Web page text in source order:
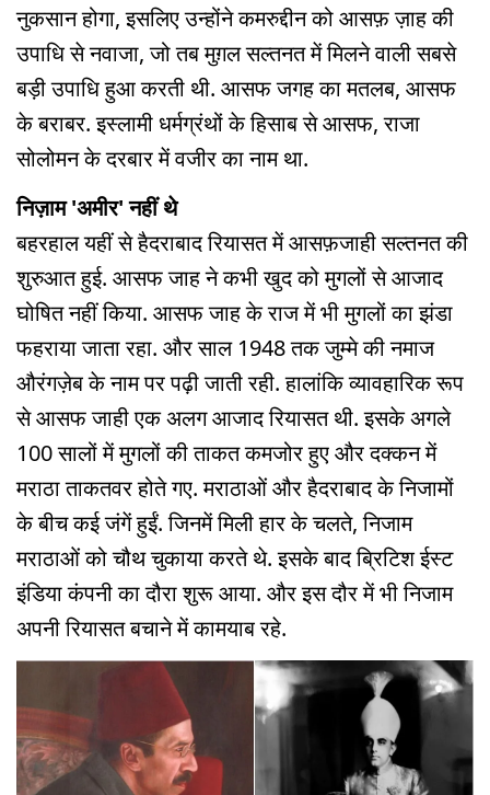
नुकसान होगा, इसलिए उन्होंने कमरुद्दीन को आसफ़ ज़ाह की
उपाधि से नवाजा, जो तब मुग़ल सल्तनत में मिलने वाली सबसे
बड़ी उपाधि हुआ करती थी. आसफ जगह का मतलब, आसफ
के बराबर. इस्लामी धर्मग्रंथों के हिसाब से आसफ, राजा
सोलोमन के दरबार में वजीर का नाम था.
निज़ाम 'अमीर' नहीं थे
बहरहाल यहीं से हैदराबाद रियासत में आसफ़जाही सल्तनत की
शुरुआत हुई. आसफ जाह ने कभी खुद को मुगलों से आजाद
घोषित नहीं किया. आसफ जाह के राज में भी मुगलों का झंडा
फहराया जाता रहा. और साल 1948 तक जुम्मे की नमाज
औरंगज़ेब के नाम पर पढ़ी जाती रही. हालांकि व्यावहारिक रूप
से आसफ जाही एक अलग आजाद रियासत थी. इसके अगले
100 सालों में मुगलों की ताकत कमजोर हुए और दक्कन में
मराठा ताकतवर होते गए. मराठाओं और हैदराबाद के निजामों
के बीच कई जंगें हुईं. जिनमें मिली हार के चलते, निजाम
मराठाओं को चौथ चुकाया करते थे. इसके बाद ब्रिटिश ईस्ट
इंडिया कंपनी का दौरा शुरू आया. और इस दौर में भी निजाम
अपनी रियासत बचाने में कामयाब रहे.